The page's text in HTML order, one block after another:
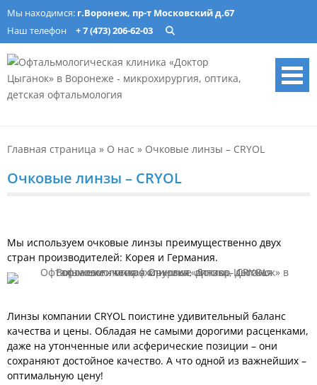
Skip
content
Мы находимся: г.Воронеж, пр-т Московский д.67
Наш телефон
+ 7 (473) 206-62-03
клиника «Доктор Цыганок» в
Воронеже – микрохирургия,
оптика, детская
онлайн.
Главная страница » О нас » Очковые линзы – CRYOL
Очковые линзы – CRYOL
Мы используем очковые линзы преимущественно двух
стран производителей: Корея и Германия.
Линзы компании CRYOL поистине удивительный баланс
качества и цены. Обладая не самыми дорогими расценками,
даже на утонченные или асферические позиции – они
сохраняют достойное качество. А что одной из важнейших –
оптимальную цену!